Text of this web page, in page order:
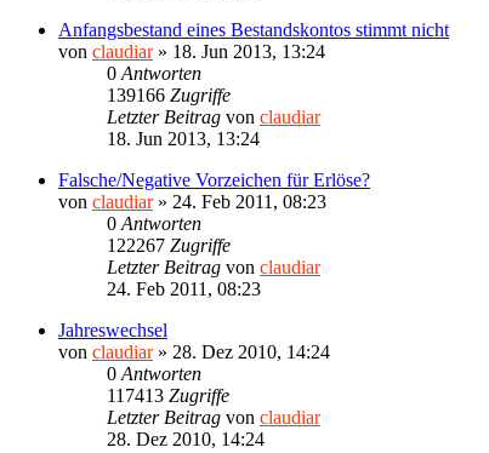
Anfangsbestand eines Bestandskontos stimmt nicht
von claudiar» 18. Jun 2013, 13:24
0 Antworten
139166 Zugriffe
Letzter Beitrag von claudiar
18. Jun 2013, 13:24
Falsche/Negative Vorzeichen für Erlöse?
von claudiar» 24. Feb 2011, 08:23
0 Antworten
122267 Zugriffe
Letzter Beitrag von claudiar
24. Feb 2011, 08:23
Jahreswechsel
von claudiar» 28. Dez 2010, 14:24
0 Antworten
117413 Zugriffe
Letzter Beitrag von claudiar
28. Dez 2010, 14:24